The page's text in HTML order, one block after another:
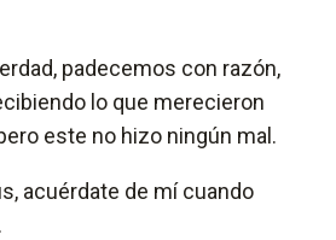
padecemos con razón,
lo que merecieron
este no hizo ningún mal.
acuérdate de mí cuando